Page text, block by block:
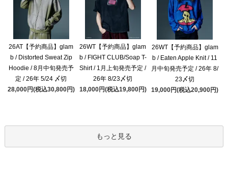
26AT【予約商品】glam
b / Distorted Sweat Zip
Hoodie / 8月中旬発売予
定 / 26年 5/24 〆切
28,000円(税込30,800円)
26WT【予約商品】glam
b / FIGHT CLUB/Soap T-
Shirt / 1月上旬発売予定 /
26年 8/23〆切
18,000円(税込19,800円)
26WT【予約商品】glam
b / Eaten Apple Knit / 11
月中旬発売予定 / 26年 8/
23〆切
19,000円(税込20,900円)
もっと見る